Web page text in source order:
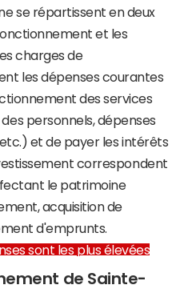
se répartissent en deux
et les
charges de
les dépenses courantes
des services
personnels, dépenses
et de payer les intérêts
correspondent
le patrimoine
acquisition de
d'emprunts.
sont les plus élevées
de Sainte-